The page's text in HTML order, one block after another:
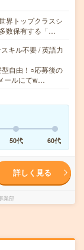
界トップクラスシ
数保有する「…
キル不要 / 英語力
自由！○応募後の
ールにてw…
50代 60代
詳しく見る
業部